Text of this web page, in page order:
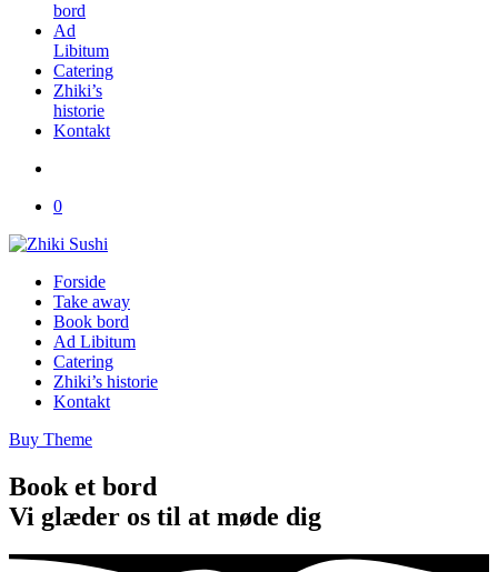
bord
Ad
Libitum
Catering
Zhiki’s
historie
Kontakt
0
Forside
Take away
Book bord
Ad Libitum
Catering
Zhiki’s historie
Kontakt
Buy Theme
Book et bord
Vi glæder os til at møde dig